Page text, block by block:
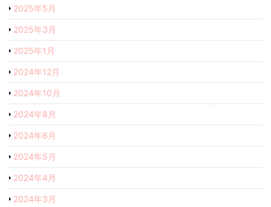
2025年5月
2025年3月
2025年1月
2024年12月
2024年10月
2024年8月
2024年6月
2024年5月
2024年4月
2024年3月